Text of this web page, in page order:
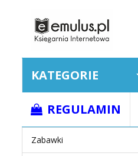
KATEGORIE
Zabawki
REGULAMIN
Strona główna